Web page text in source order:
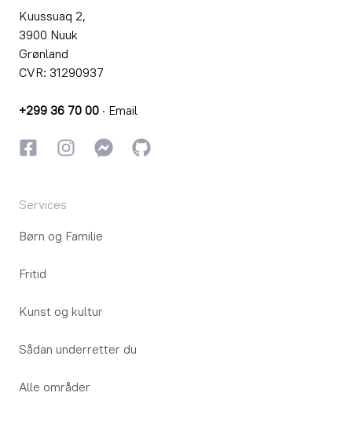
Kuussuaq 2,
3900 Nuuk
Grønland
CVR: 31290937
+299 36 70 00 · Email
FacebookInstagramInstagram
GitHub
Services
Børn og Familie
Fritid
Kunst og kultur
Sådan underretter du
Alle områder